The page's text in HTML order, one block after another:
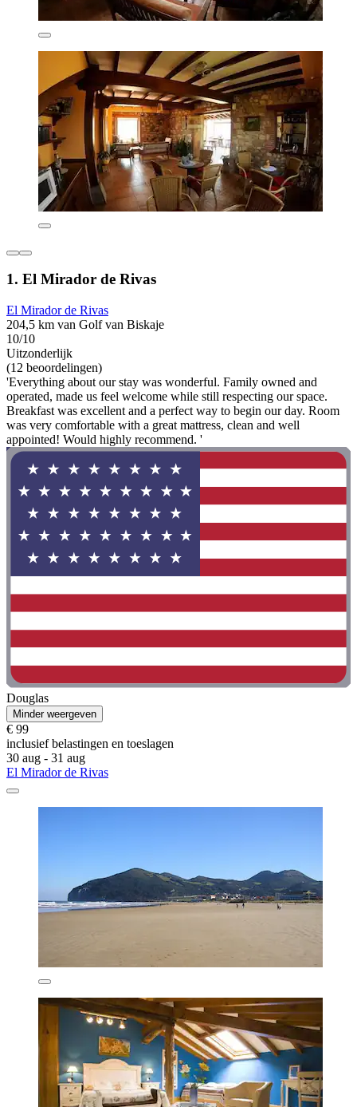
1. El Mirador de Rivas
El Mirador de Rivas
204,5 km van Golf van Biskaje
10/10
Uitzonderlijk
(12 beoordelingen)
'Everything about our stay was wonderful. Family owned and
operated, made us feel welcome while still respecting our space.
Breakfast was excellent and a perfect way to begin our day. Room
was very comfortable with a great mattress, clean and well
appointed! Would highly recommend. '
Douglas
Minder weergeven
€ 99
inclusief belastingen en toeslagen
30 aug - 31 aug
El Mirador de Rivas